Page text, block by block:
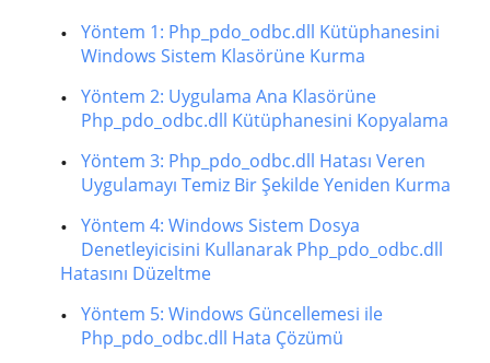
Yöntem 1: Php_pdo_odbc.dll Kütüphanesini
Windows Sistem Klasörüne Kurma
Yöntem 2: Uygulama Ana Klasörüne
Php_pdo_odbc.dll Kütüphanesini Kopyalama
Yöntem 3: Php_pdo_odbc.dll Hatası Veren
Uygulamayı Temiz Bir Şekilde Yeniden Kurma
Yöntem 4: Windows Sistem Dosya
Denetleyicisini Kullanarak Php_pdo_odbc.dll
Hatasını Düzeltme
Yöntem 5: Windows Güncellemesi ile
Php_pdo_odbc.dll Hata Çözümü